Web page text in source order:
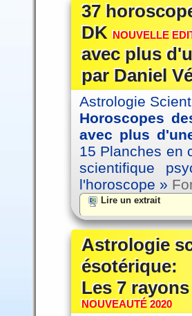
37
DKNOUVELLE
avec plus
par Daniel
Astrologie
Horoscopes
avec plus
15 Planches en
scientifique
l'horoscope »
Lire un extrait
Astrologie
ésotérique:
Les 7
NOUVEAUTÉ 2020